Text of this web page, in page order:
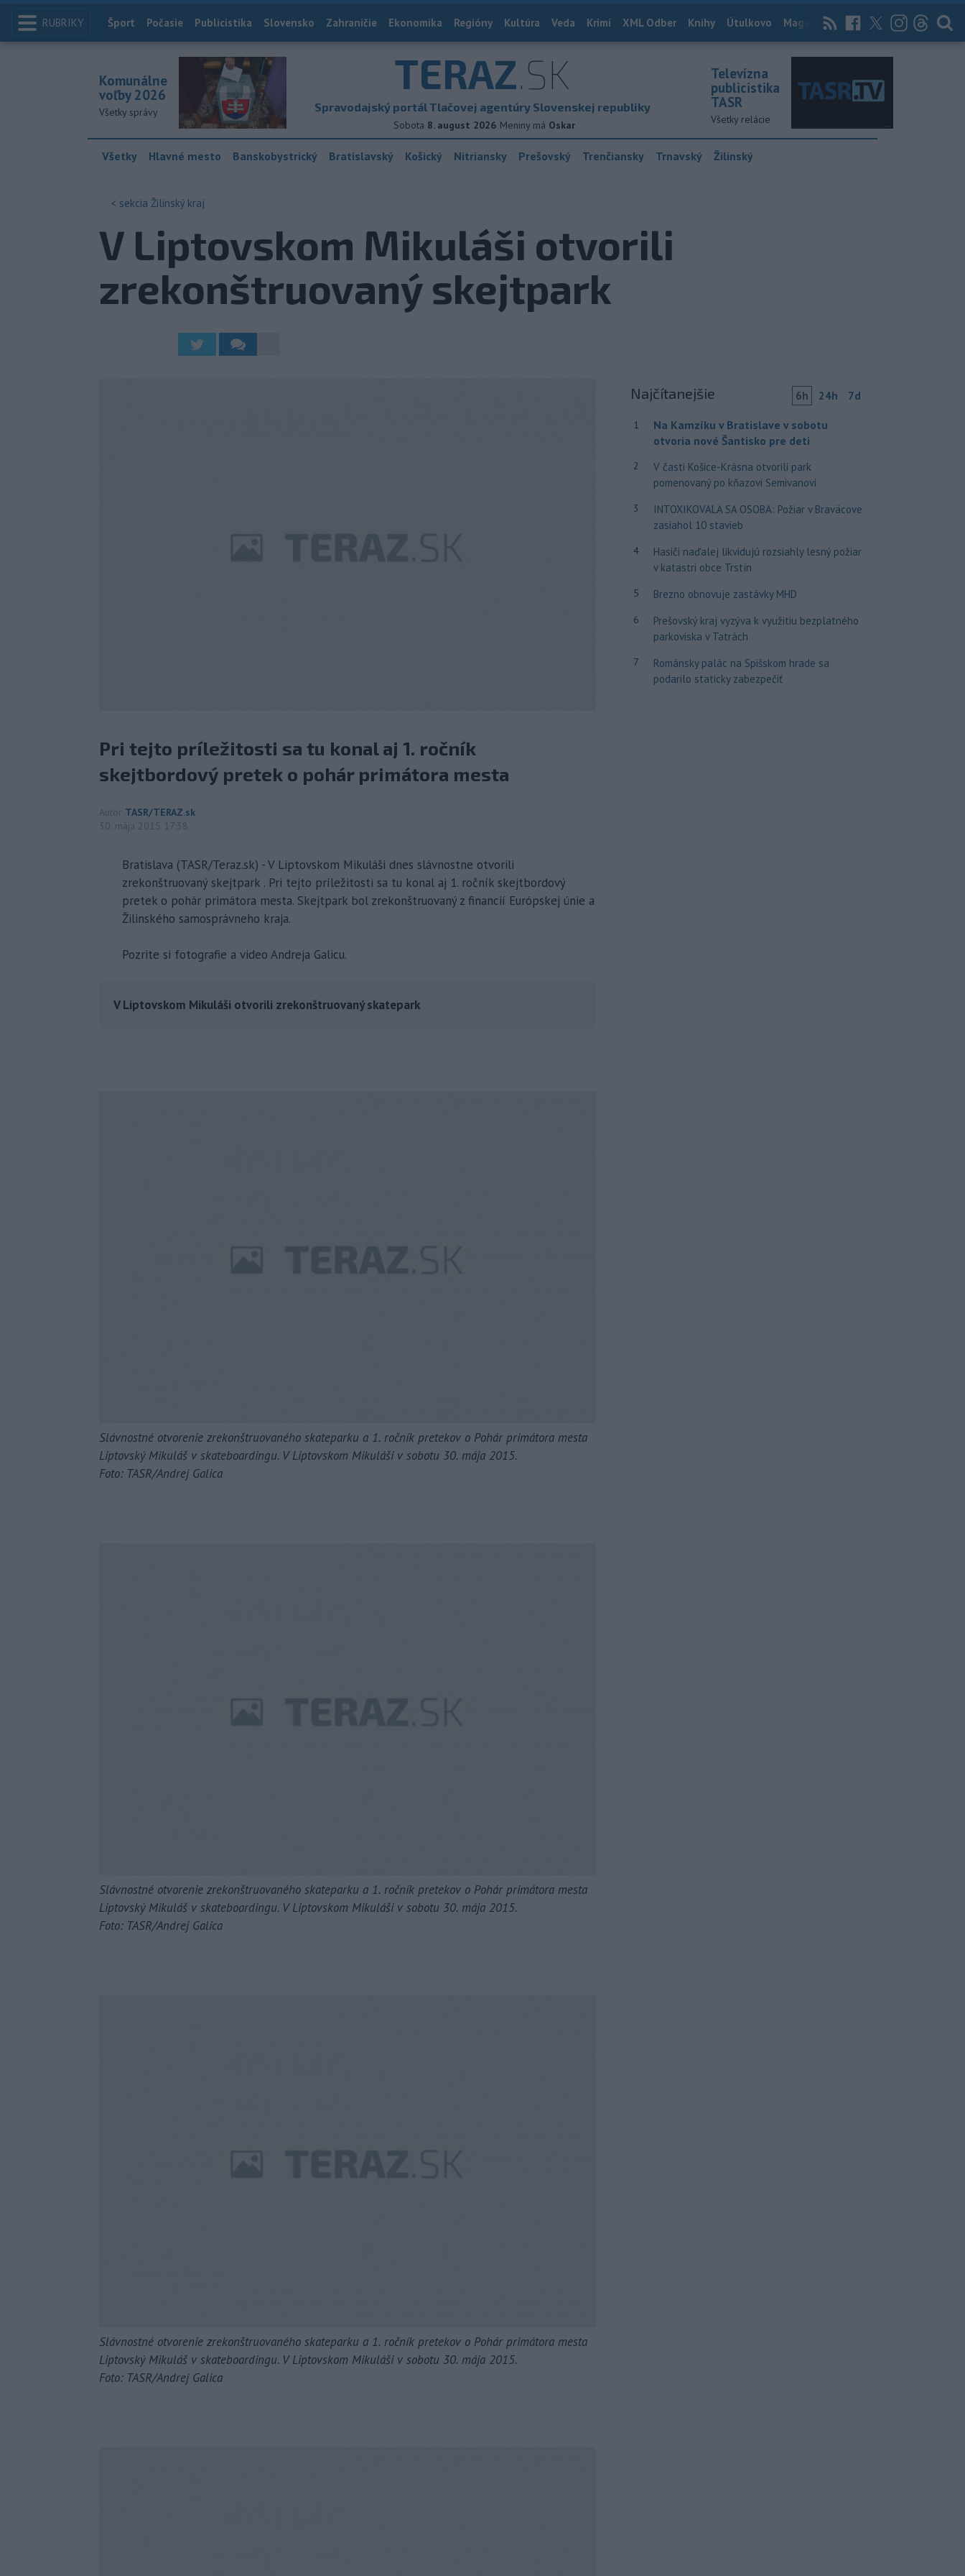
RUBRIKY Index
Šport Počasie Publicistika Slovensko Zahraničie Ekonomika Regióny Kultúra Veda Krimi XML Odber Knihy Útulkovo Magazín News Now Archív
TERAZ.SK
Spravodajský portál Tlačovej agentúry Slovenskej republiky
Sobota 8. august 2026 Meniny má Oskar
Komunálne
voľby 2026
Všetky správy
Televízna
publicistika
TASR
Všetky relácie
Všetky Hlavné mesto Banskobystrický Bratislavský Košický Nitriansky Prešovský Trenčiansky Trnavský Žilinský
< sekcia Žilinský kraj
V Liptovskom Mikuláši otvorili
zrekonštruovaný skejtpark
Pri tejto príležitosti sa tu konal aj 1. ročník
skejtbordový pretek o pohár primátora mesta
Autor TASR/TERAZ.sk
30. mája 2015 17:38
Bratislava (TASR/Teraz.sk) - V Liptovskom Mikuláši dnes slávnostne otvorili
zrekonštruovaný skejtpark . Pri tejto príležitosti sa tu konal aj 1. ročník skejtbordový
pretek o pohár primátora mesta. Skejtpark bol zrekonštruovaný z financií Európskej únie a
Žilinského samosprávneho kraja.
Pozrite si fotografie a video Andreja Galicu.
V Liptovskom Mikuláši otvorili zrekonštruovaný skatepark
Slávnostné otvorenie zrekonštruovaného skateparku a 1. ročník pretekov o Pohár primátora mesta
Liptovský Mikuláš v skateboardingu. V Liptovskom Mikuláši v sobotu 30. mája 2015.
Foto: TASR/Andrej Galica
Slávnostné otvorenie zrekonštruovaného skateparku a 1. ročník pretekov o Pohár primátora mesta
Liptovský Mikuláš v skateboardingu. V Liptovskom Mikuláši v sobotu 30. mája 2015.
Foto: TASR/Andrej Galica
Slávnostné otvorenie zrekonštruovaného skateparku a 1. ročník pretekov o Pohár primátora mesta
Liptovský Mikuláš v skateboardingu. V Liptovskom Mikuláši v sobotu 30. mája 2015.
Foto: TASR/Andrej Galica
Najčítanejšie 6h 24h 7d
1
Na Kamzíku v Bratislave v sobotu
otvoria nové Šantisko pre deti
2
V časti Košice-Krásna otvorili park
pomenovaný po kňazovi Semivanovi
3
INTOXIKOVALA SA OSOBA: Požiar v Braväcove
zasiahol 10 stavieb
4
Hasiči naďalej likvidujú rozsiahly lesný požiar
v katastri obce Trstín
5 Brezno obnovuje zastávky MHD
6
Prešovský kraj vyzýva k využitiu bezplatného
parkoviska v Tatrách
7
Románsky palác na Spišskom hrade sa
podarilo staticky zabezpečiť